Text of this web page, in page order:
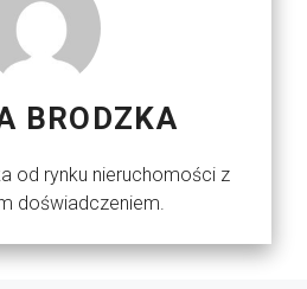
BRODZKA
od rynku nieruchomości z
doświadczeniem.